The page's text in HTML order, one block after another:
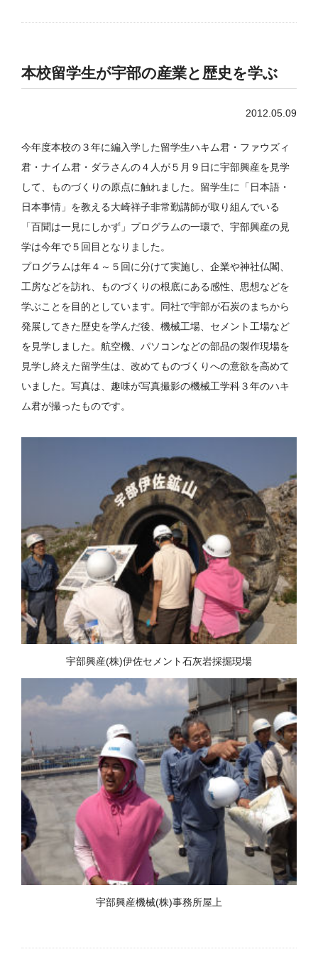
本校留学生が宇部の産業と歴史を学ぶ
2012.05.09
今年度本校の３年に編入学した留学生ハキム君・ファウズィ
君・ナイム君・ダラさんの４人が５月９日に宇部興産を見学
して、ものづくりの原点に触れました。留学生に「日本語・
日本事情」を教える大崎祥子非常勤講師が取り組んでいる
「百聞は一見にしかず」プログラムの一環で、宇部興産の見
学は今年で５回目となりました。
プログラムは年４～５回に分けて実施し、企業や神社仏閣、
工房などを訪れ、ものづくりの根底にある感性、思想などを
学ぶことを目的としています。同社で宇部が石炭のまちから
発展してきた歴史を学んだ後、機械工場、セメント工場など
を見学しました。航空機、パソコンなどの部品の製作現場を
見学し終えた留学生は、改めてものづくりへの意欲を高めて
いました。写真は、趣味が写真撮影の機械工学科３年のハキ
ム君が撮ったものです。
宇部興産(株)伊佐セメント石灰岩採掘現場
宇部興産機械(株)事務所屋上